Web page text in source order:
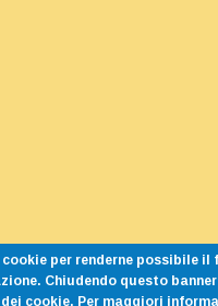
per renderne possibile il
Chiudendo questo
cookie. Per maggiori